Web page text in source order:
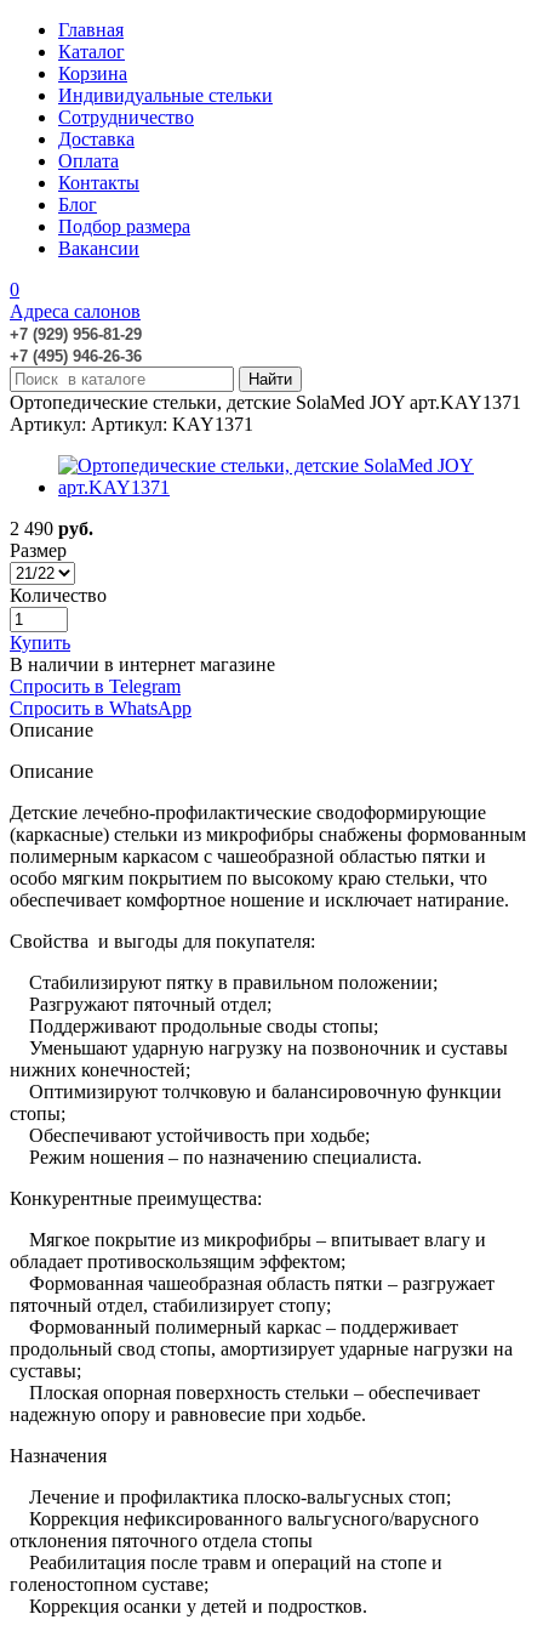
Главная
Каталог
Корзина
Индивидуальные стельки
Сотрудничество
Доставка
Оплата
Контакты
Блог
Подбор размера
Вакансии
0
Адреса салонов
+7 (929) 956-81-29
+7 (495) 946-26-36
Ортопедические стельки, детские SolaMed JOY арт.KAY1371
Артикул: Артикул: KAY1371
2 490 руб.
Размер
Количество
Купить
В наличии в интернет магазине
Спросить в Telegram
Спросить в WhatsApp
Описание
Описание
Детские лечебно-профилактические сводоформирующие
(каркасные) стельки из микрофибры снабжены формованным
полимерным каркасом с чашеобразной областью пятки и
особо мягким покрытием по высокому краю стельки, что
обеспечивает комфортное ношение и исключает натирание.
Свойства и выгоды для покупателя:
Стабилизируют пятку в правильном положении;
Разгружают пяточный отдел;
Поддерживают продольные своды стопы;
Уменьшают ударную нагрузку на позвоночник и суставы
нижних конечностей;
Оптимизируют толчковую и балансировочную функции
стопы;
Обеспечивают устойчивость при ходьбе;
Режим ношения – по назначению специалиста.
Конкурентные преимущества:
Мягкое покрытие из микрофибры – впитывает влагу и
обладает противоскользящим эффектом;
Формованная чашеобразная область пятки – разгружает
пяточный отдел, стабилизирует стопу;
Формованный полимерный каркас – поддерживает
продольный свод стопы, амортизирует ударные нагрузки на
суставы;
Плоская опорная поверхность стельки – обеспечивает
надежную опору и равновесие при ходьбе.
Назначения
Лечение и профилактика плоско-вальгусных стоп;
Коррекция нефиксированного вальгусного/варусного
отклонения пяточного отдела стопы
Реабилитация после травм и операций на стопе и
голеностопном суставе;
Коррекция осанки у детей и подростков.